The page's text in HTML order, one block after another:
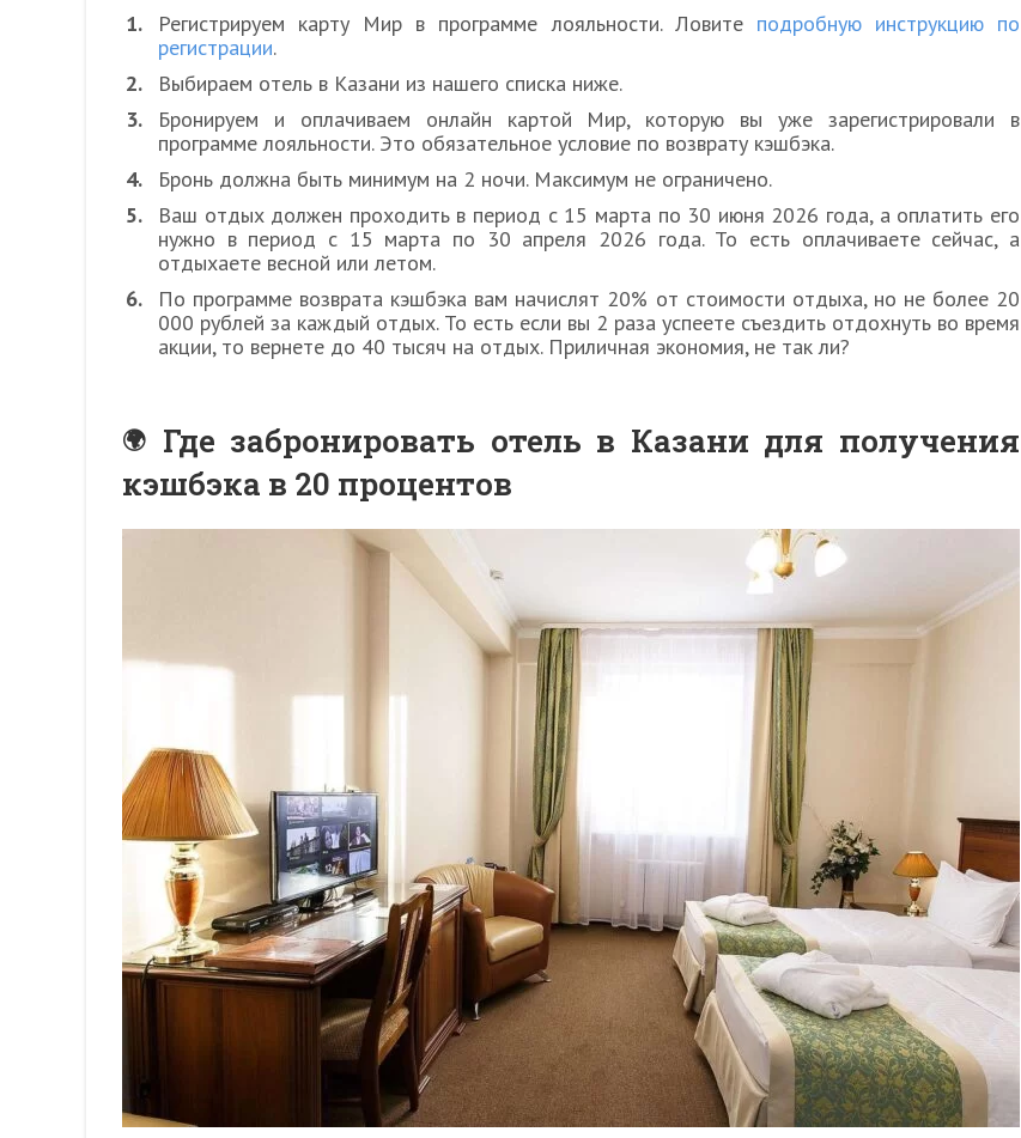
Регистрируем карту Мир в программе лояльности. Ловите подробную инструкцию по
регистрации.
Выбираем отель в Казани из нашего списка ниже.
Бронируем и оплачиваем онлайн картой Мир, которую вы уже зарегистрировали в
программе лояльности. Это обязательное условие по возврату кэшбэка.
Бронь должна быть минимум на 2 ночи. Максимум не ограничено.
Ваш отдых должен проходить в период с 15 марта по 30 июня 2026 года, а оплатить его
нужно в период с 15 марта по 30 апреля 2026 года. То есть оплачиваете сейчас, а
отдыхаете весной или летом.
По программе возврата кэшбэка вам начислят 20% от стоимости отдыха, но не более 20
000 рублей за каждый отдых. То есть если вы 2 раза успеете съездить отдохнуть во время
акции, то вернете до 40 тысяч на отдых. Приличная экономия, не так ли?
Где забронировать отель в Казани для получения
кэшбэка в 20 процентов